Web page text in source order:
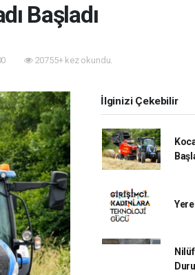
Başladı
20755+ kez okundu.
İlginizi Çekebilir